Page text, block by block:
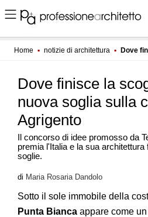
Home ▪ notizie di architettura ▪ Dove finisce
Dove finisce la
nuova soglia sulla
Agrigento
Il concorso di idee promosso da
premia l'Italia e la sua
soglie.
di Maria Rosaria Dandolo
Sotto il sole immobile della
Punta Bianca appare come